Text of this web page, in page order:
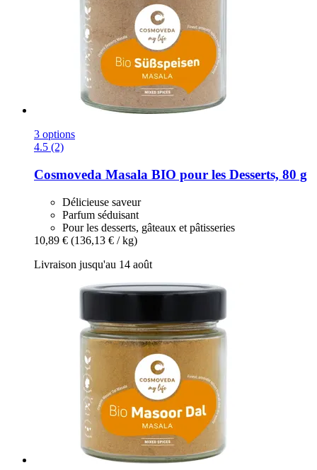
3 options
4.5 (2)
Cosmoveda Masala BIO pour les Desserts, 80 g
Délicieuse saveur
Parfum séduisant
Pour les desserts, gâteaux et pâtisseries
10,89 € (136,13 € / kg)
Livraison jusqu'au 14 août